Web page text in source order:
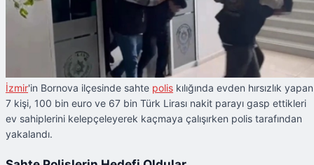
İzmir'in Bornova ilçesinde sahte polis kılığında evden hırsızlık yapan
7 kişi, 100 bin euro ve 67 bin Türk Lirası nakit parayı gasp ettikleri
ev sahiplerini kelepçeleyerek kaçmaya çalışırken polis tarafından
yakalandı.